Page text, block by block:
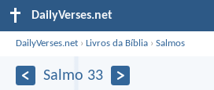
DailyVerses.net
DailyVerses.net ›Livros da Bíblia ›Salmos
Salmo 33